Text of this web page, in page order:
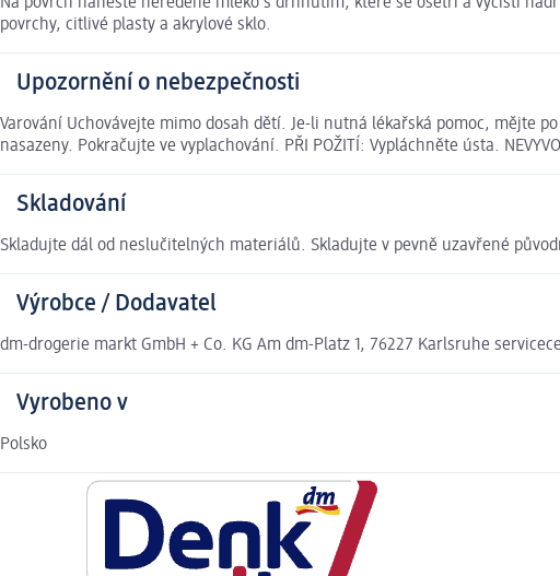
Na povrch naneste neředěné mléko s drhnutím, které se ošetří a vyčistí
povrchy, citlivé plasty a akrylové sklo.
Upozornění o nebezpečnosti
Varování Uchovávejte mimo dosah dětí. Je-li nutná lékařská pomoc, mějte
nasazeny. Pokračujte ve vyplachování. PŘI POŽITÍ: Vypláchněte ústa.
Skladování
Skladujte dál od neslučitelných materiálů. Skladujte v pevně uzavřené
Výrobce / Dodavatel
dm-drogerie markt GmbH + Co. KG Am dm-Platz 1, 76227 Karlsruhe
Vyrobeno v
Polsko